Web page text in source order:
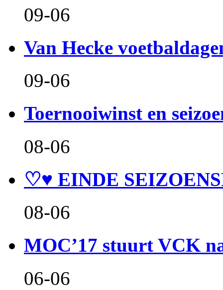
09-06
Van Hecke
09-06
Toernooiwinst en
08-06
♡♥ EINDE
08-06
MOC’17 stuurt VCK
06-06